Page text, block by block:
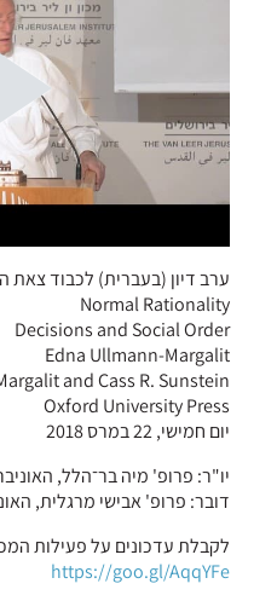
ערב דיון (בעברית) לכבוד צאת
Normal Rationality
Decisions and Social Order
Edna Ullmann-Margalit
and Cass R. Sunstein
Oxford University Press
יום חמישי, 22 במרס 2018
יו"ר: פרופ' מיה בר־הלל,
דובר: פרופ' אבישי מרגלית,
לקבלת עדכונים על פעילות
https://goo.gl/AqqYFe